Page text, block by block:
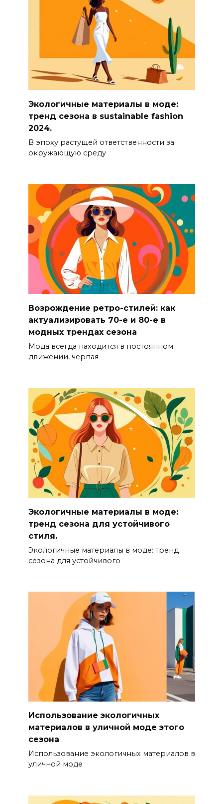
Экологичные материалы в моде:
тренд сезона в sustainable fashion
2024.
В эпоху растущей ответственности за
окружающую среду
Возрождение ретро-стилей: как
актуализировать 70-е и 80-е в
модных трендах сезона
Мода всегда находится в постоянном
движении, черпая
Экологичные материалы в моде:
тренд сезона для устойчивого
стиля.
Экологичные материалы в моде: тренд
сезона для устойчивого
Использование экологичных
материалов в уличной моде этого
сезона
Использование экологичных материалов в
уличной моде